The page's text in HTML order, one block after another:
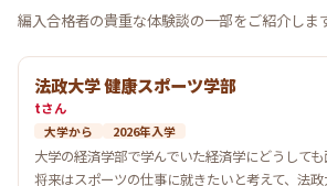
編入合格者の貴重な体験談の一部をご紹介しま
法政大学 健康スポーツ学部
tさん
大学から
2026年入学
大学の経済学部で学んでいた経済学にどうしても
将来はスポーツの仕事に就きたいと考えて、法